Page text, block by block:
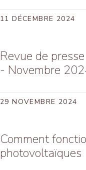
11 DÉCEMBRE 2024
Revue de
- Novembre
29 NOVEMBRE 2024
Comment
photovoltaïques